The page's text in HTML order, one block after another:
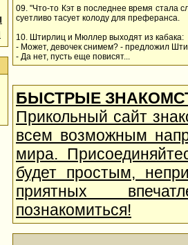
09. "Что-то Кэт в последнее время стала
суетливо тасует колоду для преферанса.
10. Штирлиц и Мюллер выходят из кабака:
- Может, девочек снимем? - предложил
- Да нет, пусть еще повисят...
БЫСТРЫЕ
Прикольный сайт
всем возможным
мира.
будет простым,
приятных
познакомиться!